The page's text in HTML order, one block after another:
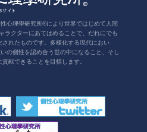
心理學研究所®により世界ではじめて人間
ラクターにあてはめることで、だれにでも
れたものです。多様化する現代におい
の個性を認め合う世の中になること、そし
献できることを目指します。